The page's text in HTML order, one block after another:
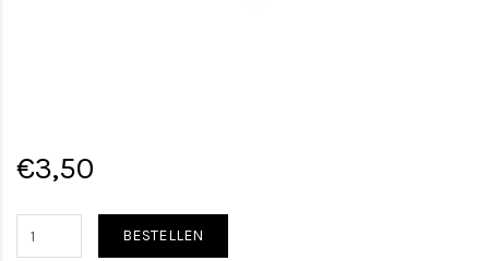
€3,50
BESTELLEN